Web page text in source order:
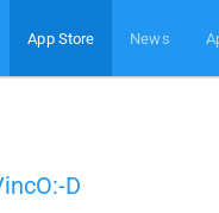
App Store News
D